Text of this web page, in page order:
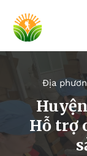
Địa
Hỗ trợ